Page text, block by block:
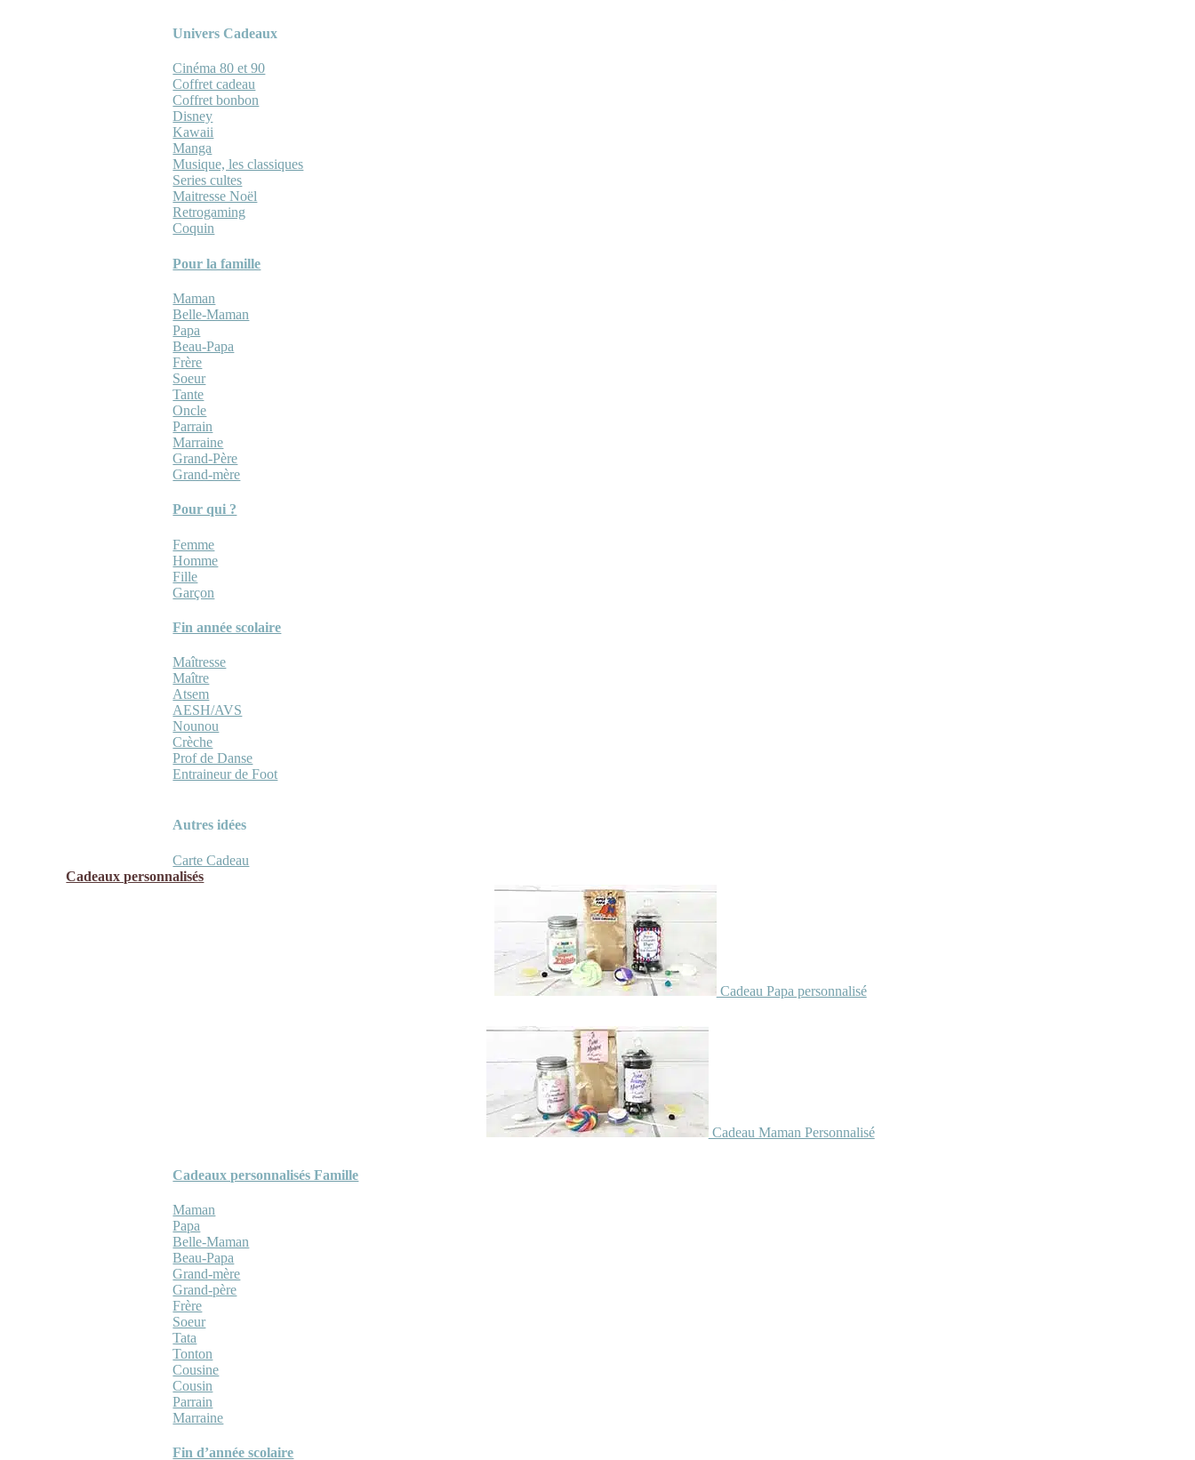
Univers Cadeaux
Cinéma 80 et 90
Coffret cadeau
Coffret bonbon
Disney
Kawaii
Manga
Musique, les classiques
Series cultes
Maitresse Noël
Retrogaming
Coquin
Pour la famille
Maman
Belle-Maman
Papa
Beau-Papa
Frère
Soeur
Tante
Oncle
Parrain
Marraine
Grand-Père
Grand-mère
Pour qui ?
Femme
Homme
Fille
Garçon
Fin année scolaire
Maîtresse
Maître
Atsem
AESH/AVS
Nounou
Crèche
Prof de Danse
Entraineur de Foot
Autres idées
Carte Cadeau
Cadeaux personnalisés
Cadeau Papa personnalisé
Cadeau Maman Personnalisé
Cadeaux personnalisés Famille
Maman
Papa
Belle-Maman
Beau-Papa
Grand-mère
Grand-père
Frère
Soeur
Tata
Tonton
Cousine
Cousin
Parrain
Marraine
Fin d’année scolaire